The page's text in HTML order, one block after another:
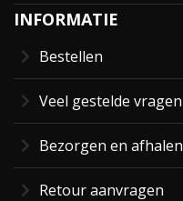
INFORMATIE
Bestellen
Veel gestelde vragen
Bezorgen en afhalen
Retour aanvragen